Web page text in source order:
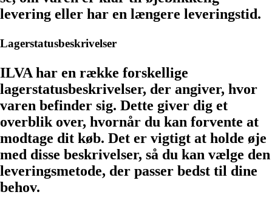
levering eller har en længere leveringstid.
Lagerstatusbeskrivelser
ILVA har en række forskellige
lagerstatusbeskrivelser, der angiver, hvor
varen befinder sig. Dette giver dig et
overblik over, hvornår du kan forvente at
modtage dit køb. Det er vigtigt at holde øje
med disse beskrivelser, så du kan vælge den
leveringsmetode, der passer bedst til dine
behov.